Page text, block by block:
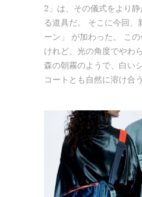
2」は、その儀式をより
る道具だ。 そこに今回、
ーン」 が加わった。 こ
けれど、光の角度でやわ
森の朝霧のようで、白い
コートとも自然に溶け合う